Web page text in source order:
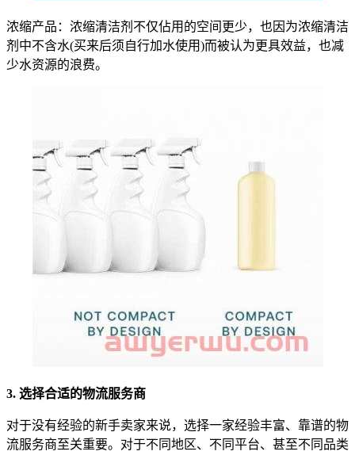
浓缩产品：浓缩清洁剂不仅佔用的空间更少，也因为浓缩清洁
剂中不含水(买来后须自行加水使用)而被认为更具效益，也减
少水资源的浪费。
3. 选择合适的物流服务商
对于没有经验的新手卖家来说，选择一家经验丰富、靠谱的物
流服务商至关重要。对于不同地区、不同平台、甚至不同品类